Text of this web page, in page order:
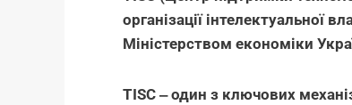
організації інтелектуальної
Міністерством економіки
TISC ‒один з ключових